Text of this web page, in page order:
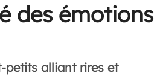
des émotions
petits alliant rires et